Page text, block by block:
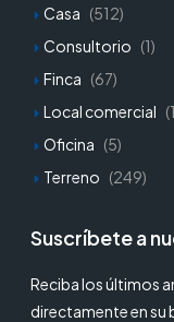
Casa (512)
Consultorio (1)
Finca (67)
Local comercial
Oficina (5)
Terreno (249)
Suscríbete a
Reciba los últimos
directamente en su